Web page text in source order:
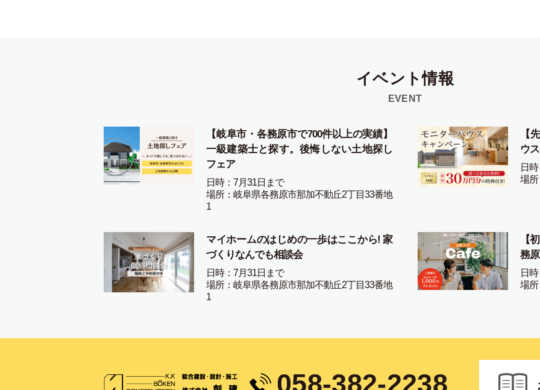
イベント情報
EVENT
【岐阜市・各務原市で700件以上の実績】
一級建築士と探す。後悔しない土地探し
フェア
日時：7月31日まで
場所：岐阜県各務原市那加不動丘2丁目33番地
1
【
ウ
日
場
マイホームのはじめの一歩はここから! 家
づくりなんでも相談会
日時：7月31日まで
場所：岐阜県各務原市那加不動丘2丁目33番地
1
【
務
日
場
058-382-2238